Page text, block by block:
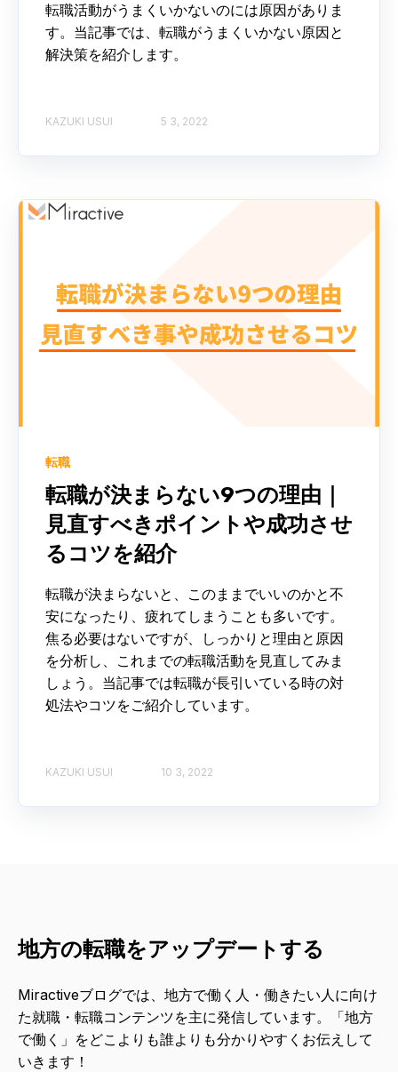
転職活動がうまくいかないのには原因がありま
す。当記事では、転職がうまくいかない原因と
解決策を紹介します。
KAZUKI USUI 5 3, 2022
転職
転職が決まらない9つの理由｜
見直すべきポイントや成功させ
るコツを紹介
転職が決まらないと、このままでいいのかと不
安になったり、疲れてしまうことも多いです。
焦る必要はないですが、しっかりと理由と原因
を分析し、これまでの転職活動を見直してみま
しょう。当記事では転職が長引いている時の対
処法やコツをご紹介しています。
KAZUKI USUI 10 3, 2022
地方の転職をアップデートする
Miractiveブログでは、地方で働く人・働きたい人に向け
た就職・転職コンテンツを主に発信しています。「地方
で働く」をどこよりも誰よりも分かりやすくお伝えして
いきます！